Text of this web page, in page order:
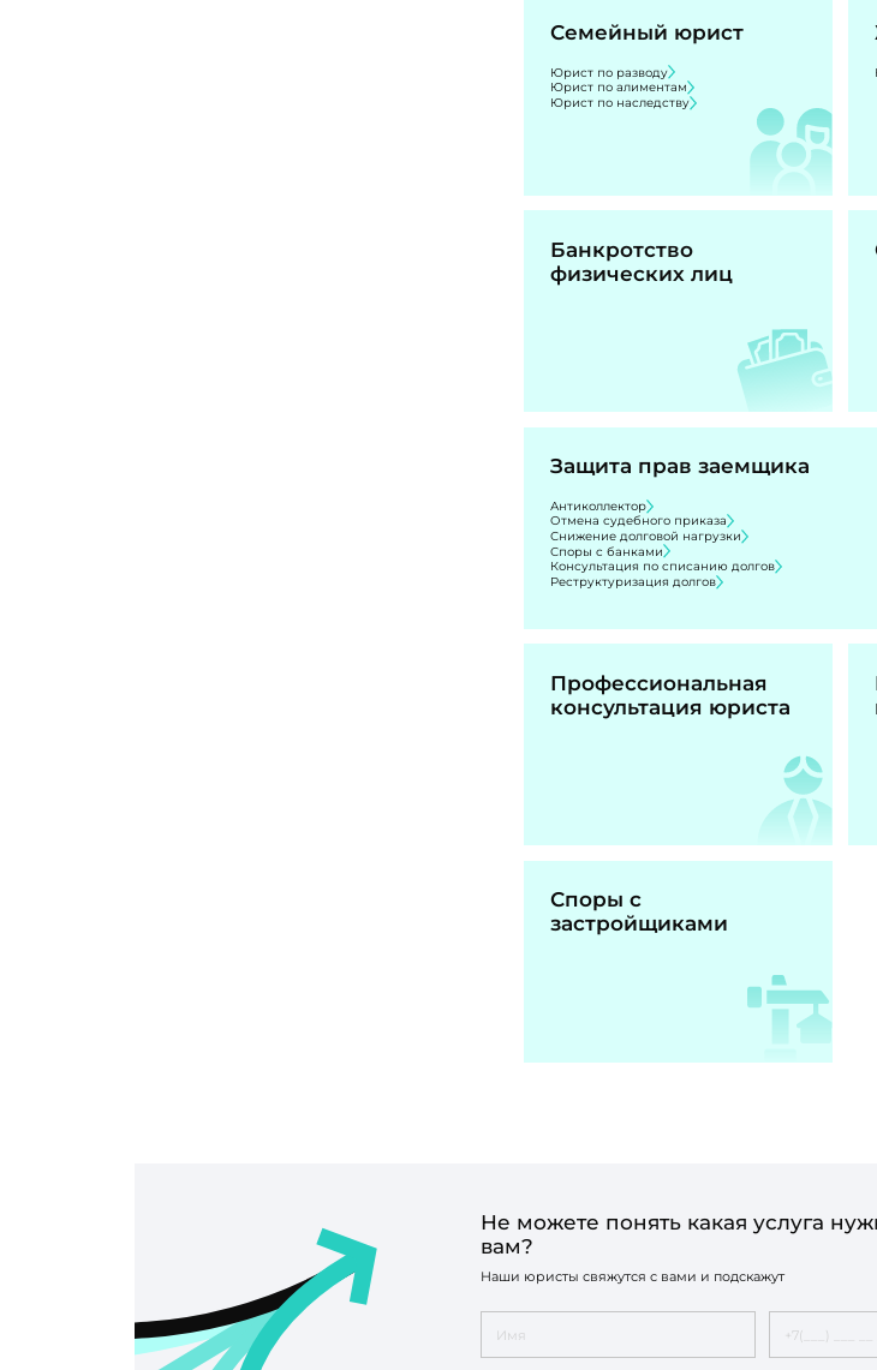
Семейный юрист
Юрист по разводу
Юрист по алиментам
Юрист по наследству
Банкротство
физических лиц
Защита прав заемщика
Антиколлектор
Отмена судебного приказа
Снижение долговой нагрузки
Споры с банками
Консультация по списанию долгов
Реструктуризация долгов
Профессиональная
консультация юриста
Споры с
застройщиками
Не можете понять какая услуга
вам?
Наши юристы свяжутся с вами и подскажут